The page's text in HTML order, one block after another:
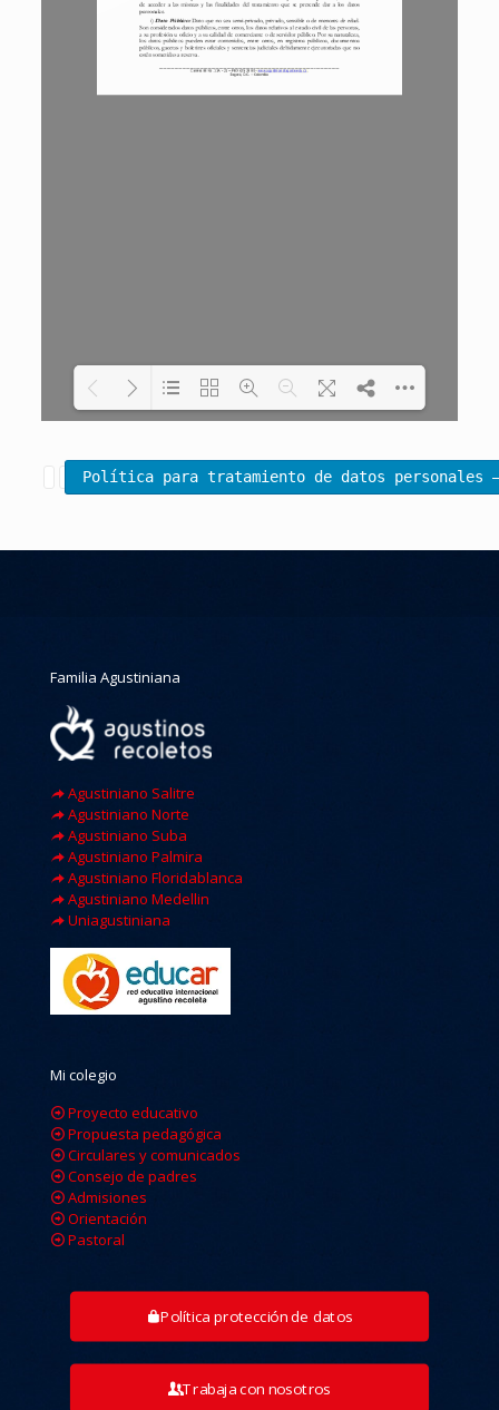
Loading PDF 100% ...
Política para tratamiento de datos personales –
Familia Agustiniana
Agustiniano Salitre
Agustiniano Norte
Agustiniano Suba
Agustiniano Palmira
Agustiniano Floridablanca
Agustiniano Medellin
Uniagustiniana
Mi colegio
Proyecto educativo
Propuesta pedagógica
Circulares y comunicados
Consejo de padres
Admisiones
Orientación
Pastoral
Política protección de datos
Trabaja con nosotros